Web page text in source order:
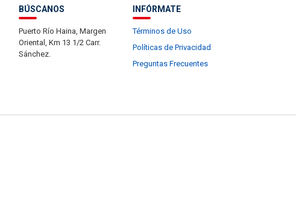
BÚSCANOS
Puerto Río Haina, Margen
Oriental, Km 13 1/2 Carr.
Sánchez.
INFÓRMATE
Términos de Uso
Políticas de Privacidad
Preguntas Frecuentes